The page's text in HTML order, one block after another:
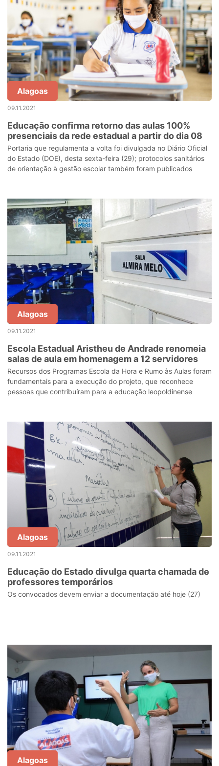
Alagoas
09.11.2021
Educação confirma retorno das aulas 100%
presenciais da rede estadual a partir do dia 08
Portaria que regulamenta a volta foi divulgada no Diário Oficial
do Estado (DOE), desta sexta-feira (29); protocolos sanitários
de orientação à gestão escolar também foram publicados
Alagoas
09.11.2021
Escola Estadual Aristheu de Andrade renomeia
salas de aula em homenagem a 12 servidores
Recursos dos Programas Escola da Hora e Rumo às Aulas foram
fundamentais para a execução do projeto, que reconhece
pessoas que contribuíram para a educação leopoldinense
Alagoas
09.11.2021
Educação do Estado divulga quarta chamada de
professores temporários
Os convocados devem enviar a documentação até hoje (27)
Alagoas